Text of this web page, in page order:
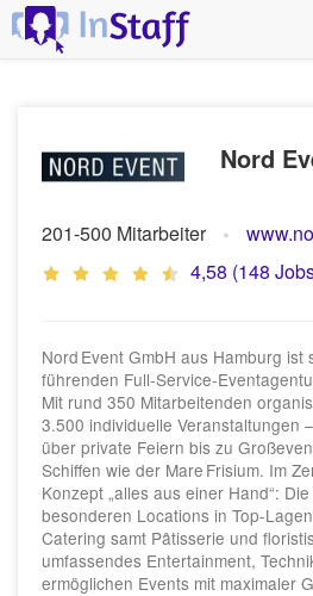
Nord
201-500 Mitarbeiter
4,58 (148
Nord Event GmbH aus Hamburg
führenden
Mit rund 350 Mitarbeitenden
3.500 individuelle Veranstaltungen
über private Feiern bis zu
Schiffen wie der Mare Frisium. Im
Konzept „alles aus einer Hand“:
besonderen Locations in Top-
Catering samt Pâtisserie und
umfassendes Entertainment,
ermöglichen Events mit maximaler